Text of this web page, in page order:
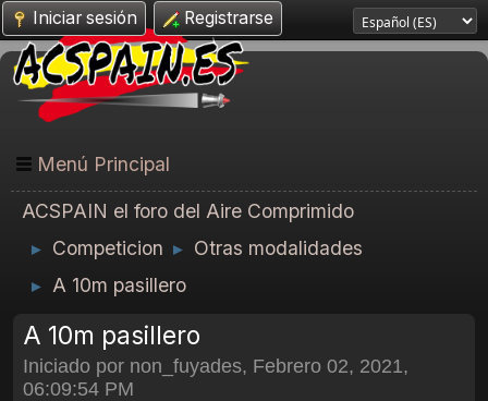
Iniciar sesión Registrarse
Menú Principal
ACSPAIN el foro del Aire Comprimido
► Competicion ► Otras modalidades
► A 10m pasillero
A 10m pasillero
Iniciado por non_fuyades, Febrero 02, 2021,
06:09:54 PM